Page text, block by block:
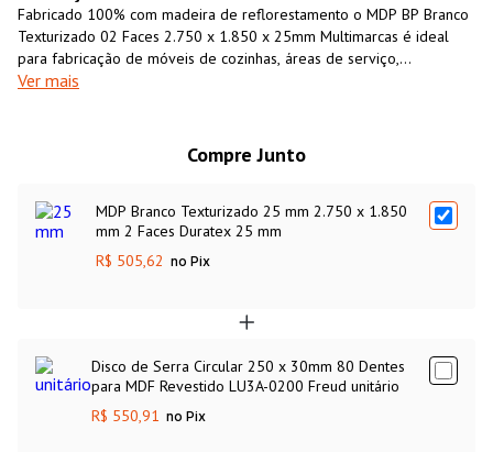
Fabricado 100% com madeira de reflorestamento o MDP BP Branco
Texturizado 02 Faces 2.750 x 1.850 x 25mm Multimarcas é ideal
para fabricação de móveis de cozinhas, áreas de serviço,
lavanderias, banheiros, guarda-roupas, entre outras aplicações. O
duas faces (BP), garantindo maior resistência e durabilidade a chapa.
Ver mais
Compre Junto
MDP Branco Texturizado 25 mm 2.750 x 1.850
mm 2 Faces Duratex 25 mm
R$ 505,62 no Pix
Disco de Serra Circular 250 x 30mm 80 Dentes
para MDF Revestido LU3A-0200 Freud unitário
R$ 550,91 no Pix